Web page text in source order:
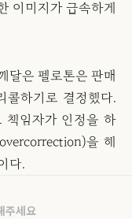
이미지가 급속하게
달은 펠로톤은 판매
하기로 결정했다.
책임자가 인정을 하
을 해
다.
주세요